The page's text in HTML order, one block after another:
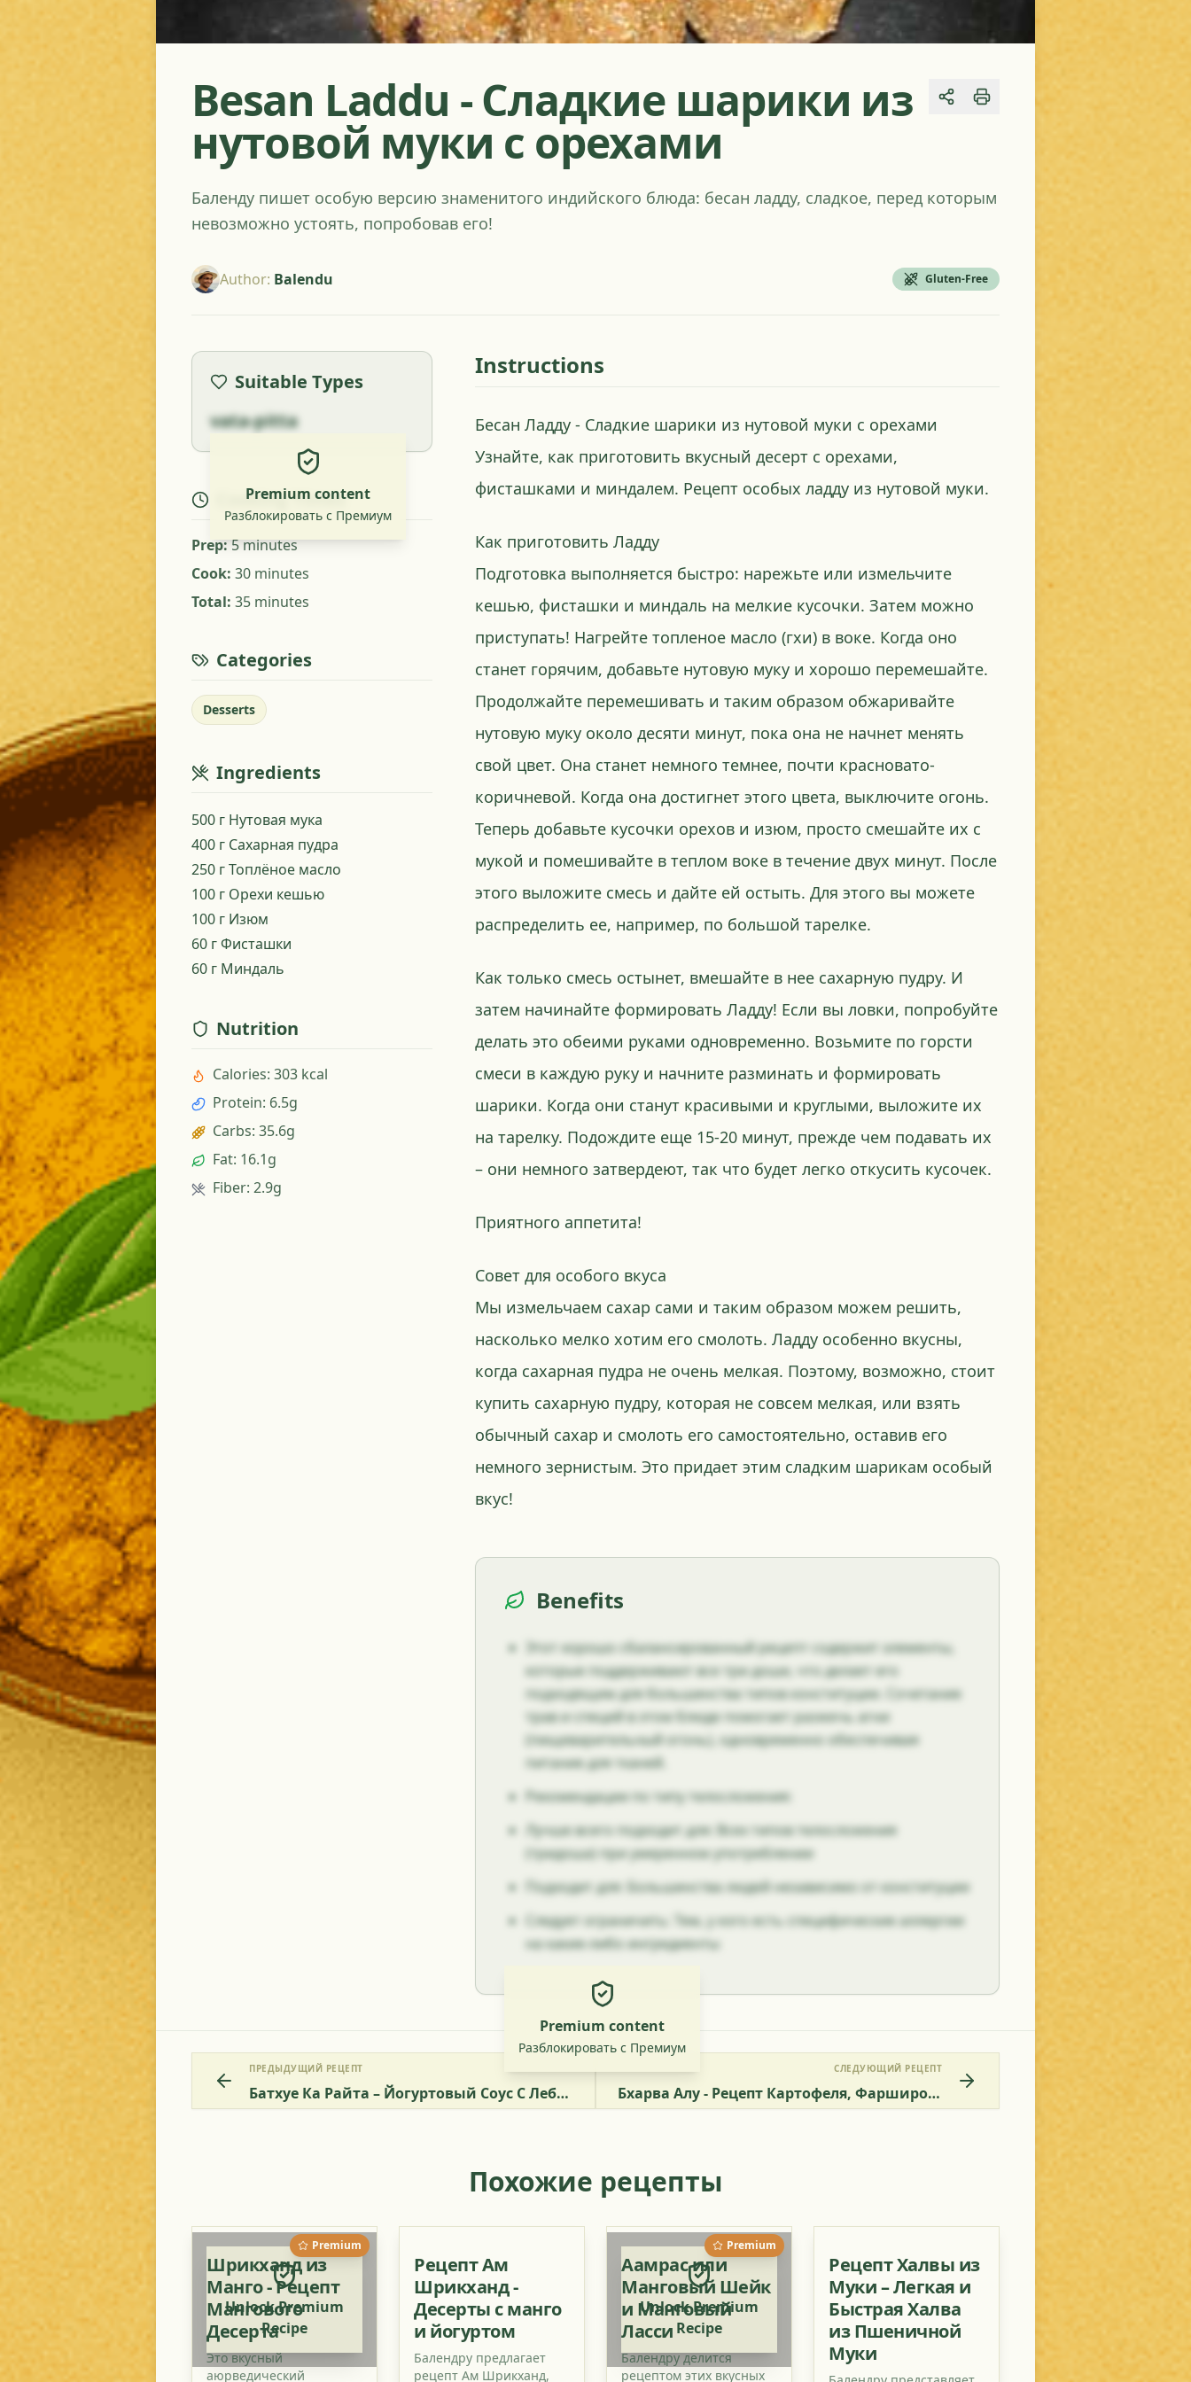
Besan Laddu - Сладкие шарики из
нутовой муки с орехами
Share
Баленду пишет особую версию знаменитого индийского блюда: бесан ладду, сладкое, перед которым
невозможно устоять, попробовав его!
Author: Balendu Gluten-Free
Suitable Types
vata-pitta
Premium content
Разблокировать с Премиум
Cooking Times
Prep:5 minutes
Cook: 30 minutes
Total: 35 minutes
Categories
Desserts
Ingredients
500 г Нутовая мука
400 г Сахарная пудра
250 г Топлёное масло
100 г Орехи кешью
100 г Изюм
60 г Фисташки
60 г Миндаль
Nutrition
Calories: 303 kcal
Protein: 6.5g
Carbs: 35.6g
Fat: 16.1g
Fiber: 2.9g
Instructions
Бесан Ладду - Сладкие шарики из нутовой муки с орехами
Узнайте, как приготовить вкусный десерт с орехами,
фисташками и миндалем. Рецепт особых ладду из нутовой муки.
Как приготовить Ладду
Подготовка выполняется быстро: нарежьте или измельчите
кешью, фисташки и миндаль на мелкие кусочки. Затем можно
приступать! Нагрейте топленое масло (гхи) в воке. Когда оно
станет горячим, добавьте нутовую муку и хорошо перемешайте.
Продолжайте перемешивать и таким образом обжаривайте
нутовую муку около десяти минут, пока она не начнет менять
свой цвет. Она станет немного темнее, почти красновато-
коричневой. Когда она достигнет этого цвета, выключите огонь.
Теперь добавьте кусочки орехов и изюм, просто смешайте их с
мукой и помешивайте в теплом воке в течение двух минут. После
этого выложите смесь и дайте ей остыть. Для этого вы можете
распределить ее, например, по большой тарелке.
Как только смесь остынет, вмешайте в нее сахарную пудру. И
затем начинайте формировать Ладду! Если вы ловки, попробуйте
делать это обеими руками одновременно. Возьмите по горсти
смеси в каждую руку и начните разминать и формировать
шарики. Когда они станут красивыми и круглыми, выложите их
на тарелку. Подождите еще 15-20 минут, прежде чем подавать их
– они немного затвердеют, так что будет легко откусить кусочек.
Приятного аппетита!
Совет для особого вкуса
Мы измельчаем сахар сами и таким образом можем решить,
насколько мелко хотим его смолоть. Ладду особенно вкусны,
когда сахарная пудра не очень мелкая. Поэтому, возможно, стоит
купить сахарную пудру, которая не совсем мелкая, или взять
обычный сахар и смолоть его самостоятельно, оставив его
немного зернистым. Это придает этим сладким шарикам особый
вкус!
Benefits
Этот хорошо сбалансированный рецепт содержит элементы,
которые поддерживают все три доши, что делает его
подходящим для большинства типов конституции. Сочетание
трав и специй в этом блюде помогает разжечь агни
(пищеварительный огонь), одновременно обеспечивая
питание для тканей.
Рекомендации по типу телосложения:
Лучше всего подходит для: Всех типов телосложения
(тридоша) при умеренном употреблении
Подходит для: Большинства людей независимо от конституции
Следует ограничить: Тем, у кого есть специфические аллергии
на какие-либо ингредиенты
Premium content
Разблокировать с Премиум
ПРЕДЫДУЩИЙ РЕЦЕПТ
Батхуе Ка Райта – Йогуртовый Соус С Лебедой
СЛЕДУЮЩИЙ РЕЦЕПТ
Бхарва Алу - Рецепт Картофеля, Фаршированного Паниром
Похожие рецепты
Premium
Unlock Premium
Recipe
Шрикханд из
Манго - Рецепт
Мангового
Десерта
Это вкусный
аюрведический
Рецепт Ам
Шрикханд -
Десерты с манго
и йогуртом
Балендру предлагает
рецепт Ам Шрикханд,
Premium
Unlock Premium
Recipe
Аамрас или
Манговый Шейк
и Манговый
Ласси
Балендру делится
рецептом этих вкусных
Рецепт Халвы из
Муки – Легкая и
Быстрая Халва
из Пшеничной
Муки